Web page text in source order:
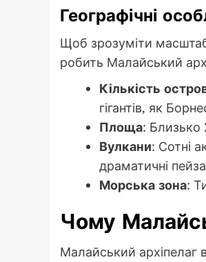
Географічні
Щоб зрозуміти
робить Малайський
Кількість
гігантів, як
Площа: Близько
Вулкани: Сотні
драматичні
Морська зона:
Чому
Малайський архіпелаг